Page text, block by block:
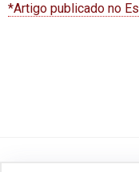
*Artigo publicado no